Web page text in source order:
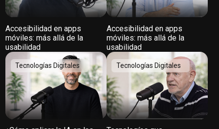
Accesibilidad en apps
móviles: más allá de la
usabilidad
Accesibilidad en apps
móviles: más allá de la
usabilidad
Tecnologías Digitales Tecnologías Digitales